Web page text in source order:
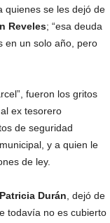
quienes se les dejó de
Reveles; “esa deuda
en un solo año, pero
fueron los gritos
ex tesorero
de seguridad
y a quien le
de ley.
Patricia Durán , dejó de
todavía no es cubierto